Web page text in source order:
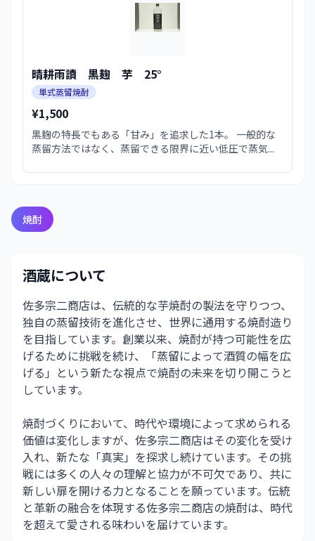
晴耕雨讀 黒麹 芋 25°
単式蒸留焼酎
¥1,500
黒麹の特長でもある「甘み」を追求した1本。 一般的な
蒸留方法ではなく、蒸留できる限界に近い低圧で蒸気...
焼酎
酒蔵について
佐多宗二商店は、伝統的な芋焼酎の製法を守りつつ、
独自の蒸留技術を進化させ、世界に通用する焼酎造り
を目指しています。創業以来、焼酎が持つ可能性を広
げるために挑戦を続け、「蒸留によって酒質の幅を広
げる」という新たな視点で焼酎の未来を切り開こうと
しています。
焼酎づくりにおいて、時代や環境によって求められる
価値は変化しますが、佐多宗二商店はその変化を受け
入れ、新たな「真実」を探求し続けています。その挑
戦には多くの人々の理解と協力が不可欠であり、共に
新しい扉を開ける力となることを願っています。伝統
と革新の融合を体現する佐多宗二商店の焼酎は、時代
を超えて愛される味わいを届けています。